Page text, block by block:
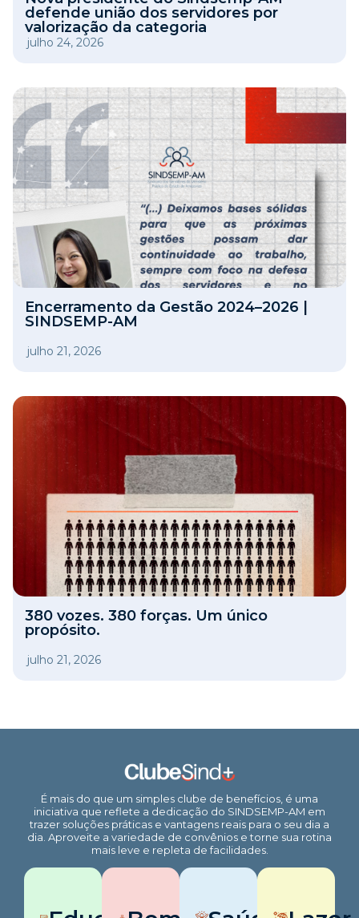
defende união dos servidores por
valorização da categoria
julho 24, 2026
Encerramento da Gestão 2024–2026 |
SINDSEMP-AM
julho 21, 2026
380 vozes. 380 forças. Um único
propósito.
julho 21, 2026
É mais do que um simples clube de benefícios, é uma
iniciativa que reflete a dedicação do SINDSEMP-AM em
trazer soluções práticas e vantagens reais para o seu dia a
dia. Aproveite a variedade de convênios e torne sua rotina
mais leve e repleta de facilidades.